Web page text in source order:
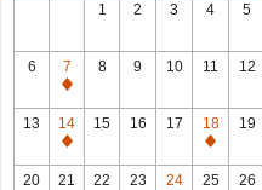
1 2 3 4 5
6
7
休
館
日
8 9 10 11 12
13
14
休
館
15 16 17
18
休
館
19
20 21 22 23
24
25 26